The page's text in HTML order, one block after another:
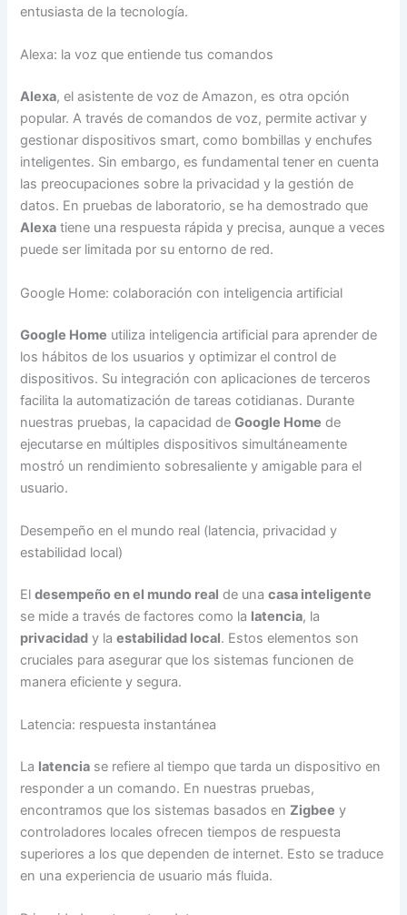
entusiasta de la tecnología.
Alexa: la voz que entiende tus comandos
Alexa, el asistente de voz de Amazon, es otra opción
popular. A través de comandos de voz, permite activar y
gestionar dispositivos smart, como bombillas y enchufes
inteligentes. Sin embargo, es fundamental tener en cuenta
las preocupaciones sobre la privacidad y la gestión de
datos. En pruebas de laboratorio, se ha demostrado que
Alexa tiene una respuesta rápida y precisa, aunque a veces
puede ser limitada por su entorno de red.
Google Home: colaboración con inteligencia artificial
Google Home utiliza inteligencia artificial para aprender de
los hábitos de los usuarios y optimizar el control de
dispositivos. Su integración con aplicaciones de terceros
facilita la automatización de tareas cotidianas. Durante
nuestras pruebas, la capacidad deGoogle Home de
ejecutarse en múltiples dispositivos simultáneamente
mostró un rendimiento sobresaliente y amigable para el
usuario.
Desempeño en el mundo real (latencia, privacidad y
estabilidad local)
Eldesempeño en el mundo real de unacasa inteligente
se mide a través de factores como la latencia, la
privacidad y laestabilidad local. Estos elementos son
cruciales para asegurar que los sistemas funcionen de
manera eficiente y segura.
Latencia: respuesta instantánea
La latencia se refiere al tiempo que tarda un dispositivo en
responder a un comando. En nuestras pruebas,
encontramos que los sistemas basados enZigbee y
controladores locales ofrecen tiempos de respuesta
superiores a los que dependen de internet. Esto se traduce
en una experiencia de usuario más fluida.